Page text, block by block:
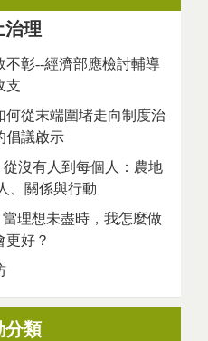
治理
不彰--經濟部應檢討輔導
支
何從末端圍堵走向制度治
議啟示
沒有人到每個人：農地
、關係與行動
理想未盡時，我怎麼做
更好？
分類